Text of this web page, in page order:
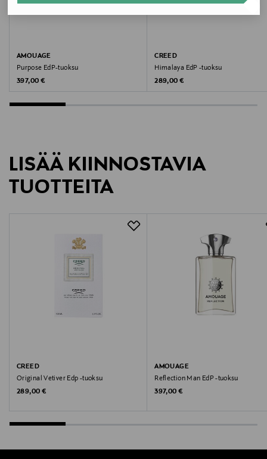
Valmistajan osoite
Digitaalinen osoite
csfinland@fi.estee.com
Avainsanat
AMOUAGE
Purpose EdP-tuoksu
Original Price
397,00 €
CREED
Himalaya EdP -tuoksu
Original Price
289,00 €
LISÄÄ KIINNOSTAVIA
TUOTTEITA
CREED
Original Vetiver Edp -tuoksu
Original Price
289,00 €
AMOUAGE
Reflection Man EdP -tuoksu
Original Price
397,00 €